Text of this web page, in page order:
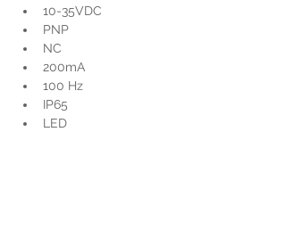
10-35VDC
PNP
NC
200mA
100 Hz
IP65
LED